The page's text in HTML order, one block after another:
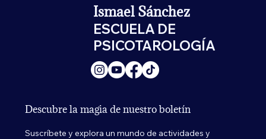
Ismael Sánchez
ESCUELA DE
PSICOTAROLOGÍA
Descubre la magia de nuestro boletín
Suscríbete y explora un mundo de actividades y